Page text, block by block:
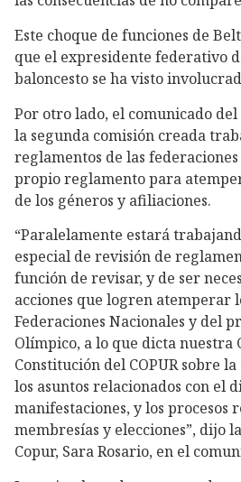
Este choque de funciones de
que el expresidente federativo
baloncesto se ha visto
Por otro lado, el comunicado
la segunda comisión creada
reglamentos de las
propio reglamento para
de los géneros y afiliaciones.
“Paralelamente estará
especial de revisión de
función de revisar, y de ser
acciones que logren atemperar
Federaciones Nacionales y del
Olímpico, a lo que dicta nuestra
Constitución del COPUR sobre
los asuntos relacionados con el
manifestaciones, y los procesos
membresías y elecciones”, dijo
Copur, Sara Rosario, en el